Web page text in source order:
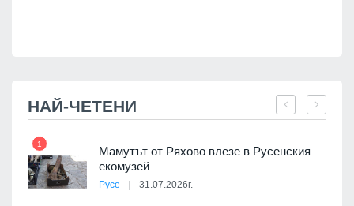
НАЙ-ЧЕТЕНИ
1
Мамутът от Ряхово влезе в Русенския
екомузей
Русе 31.07.2026г.